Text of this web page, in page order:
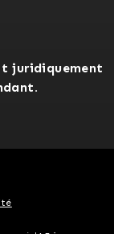
juridiquement